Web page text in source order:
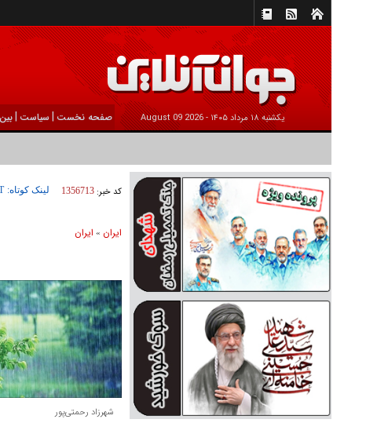
يکشنبه ۱۸ مرداد ۱۴۰۵ - 2026 August 09 صفحه نخست | سیاست |
کد خبر: 1356713 لینک کوتاه:
ايران » ايران
شهرزاد رحمتی‌پور